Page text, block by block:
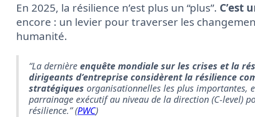
En 2025, la résilience n’est plus un “plus”. C’est
encore : un levier pour traverser les
humanité.
“La dernière enquête mondiale sur les crises et la
dirigeants d’entreprise considèrent la résilience
stratégiques organisationnelles les plus importantes,
parrainage exécutif au niveau de la direction (C-level)
résilience.” (PWC)